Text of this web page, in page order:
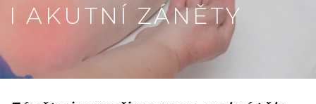
I AKUTNÍ ZÁNĚTY